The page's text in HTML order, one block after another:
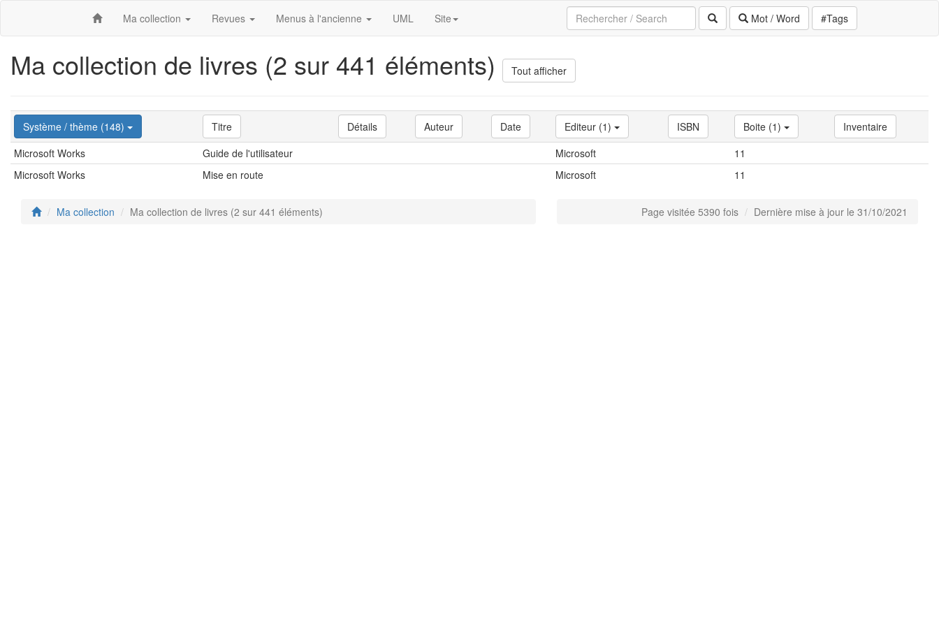
Ma collection Revues Menus à l'ancienne UML Site Mot / Word #Tags
Ma collection de livres (2 sur 441 éléments) Tout afficher
Système / thème (148) Titre Détails Auteur Date Editeur (1) ISBN Boite (1)
Inventaire
Microsoft Works
Guide de l'utilisateur Microsoft
11
Microsoft Works
Mise en route Microsoft 11
Ma collection Ma collection de livres (2 sur 441 éléments) Page visitée 5390 fois Dernière mise à jour le 31/10/2021